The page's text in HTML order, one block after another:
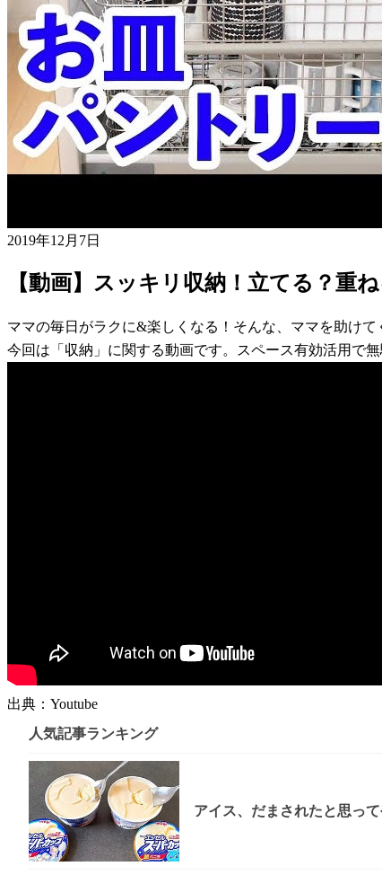
2019年12月7日
【動画】スッキリ収納！立てる？重
ママの毎日がラクに&楽しくなる！そんな、ママを助け
今回は「収納」に関する動画です。スペース有効活用で
出典：Youtube
人気記事ランキング
アイス、だまされたと思っ